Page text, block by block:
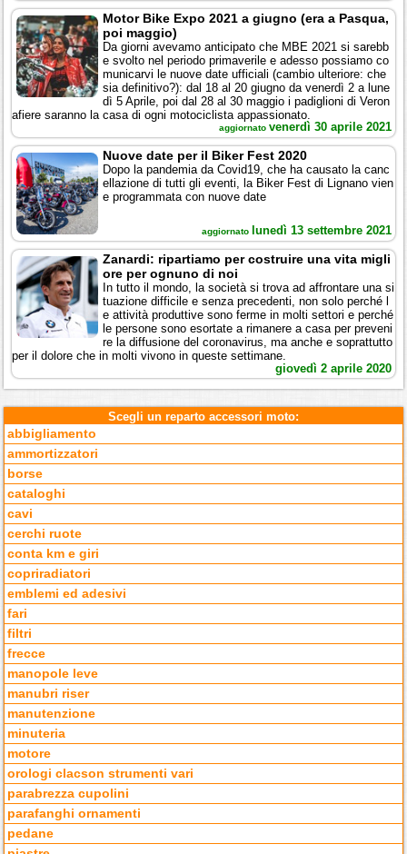
Motor Bike Expo 2021 a giugno (era a Pasqua,
poi maggio)
Da giorni avevamo anticipato che MBE 2021 si sarebb
e svolto nel periodo primaverile e adesso possiamo co
municarvi le nuove date ufficiali (cambio ulteriore: che
sia definitivo?): dal 18 al 20 giugno da venerdì 2 a lune
dì 5 Aprile, poi dal 28 al 30 maggio i padiglioni di Veron
afiere saranno la casa di ogni motociclista appassionato.
aggiornato venerdì 30 aprile 2021
Nuove date per il Biker Fest 2020
Dopo la pandemia da Covid19, che ha causato la canc
ellazione di tutti gli eventi, la Biker Fest di Lignano vien
e programmata con nuove date
aggiornato lunedì 13 settembre 2021
Zanardi: ripartiamo per costruire una vita migli
ore per ognuno di noi
In tutto il mondo, la società si trova ad affrontare una si
tuazione difficile e senza precedenti, non solo perché l
e attività produttive sono ferme in molti settori e perché
le persone sono esortate a rimanere a casa per preveni
re la diffusione del coronavirus, ma anche e soprattutto
per il dolore che in molti vivono in queste settimane.
giovedì 2 aprile 2020
Scegli un reparto accessori moto:
abbigliamento
ammortizzatori
borse
cataloghi
cavi
cerchi ruote
conta km e giri
copriradiatori
emblemi ed adesivi
fari
filtri
frecce
manopole leve
manubri riser
manutenzione
minuteria
motore
orologi clacson strumenti vari
parabrezza cupolini
parafanghi ornamenti
pedane